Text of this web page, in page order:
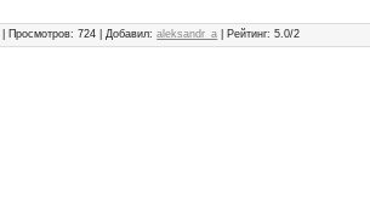
Просмотров: 724 | Добавил:aleksandr_a Рейтинг:5.0/2